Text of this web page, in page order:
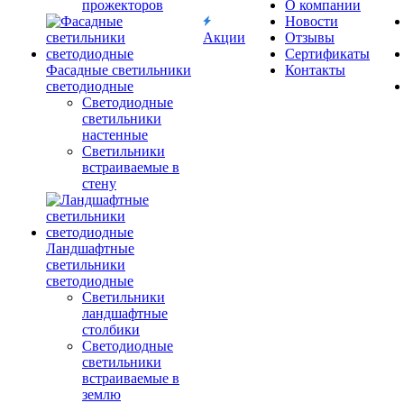
прожекторов
Фасадные светильники
светодиодные
Светодиодные
светильники
настенные
Светильники
встраиваемые в
стену
Ландшафтные
светильники
светодиодные
Светильники
ландшафтные
столбики
Светодиодные
светильники
встраиваемые в
землю
Акции
О компании
Новости
Отзывы
Сертификаты
Контакты